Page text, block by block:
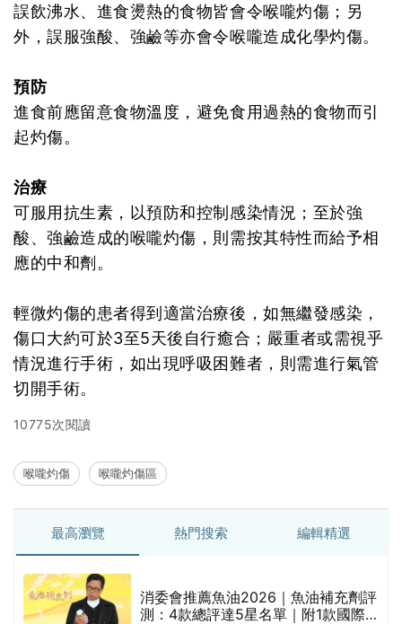
誤飲沸水、進食燙熱的食物皆會令喉嚨灼傷；另
外，誤服強酸、強鹼等亦會令喉嚨造成化學灼傷。
預防
進食前應留意食物溫度，避免食用過熱的食物而引
起灼傷。
治療
可服用抗生素，以預防和控制感染情況；至於強
酸、強鹼造成的喉嚨灼傷，則需按其特性而給予相
應的中和劑。
輕微灼傷的患者得到適當治療後，如無繼發感染，
傷口大約可於3至5天後自行癒合；嚴重者或需視乎
情況進行手術，如出現呼吸困難者，則需進行氣管
切開手術。
10775次閱讀
喉嚨灼傷 喉嚨灼傷區
最高瀏覽 熱門搜索 編輯精選
消委會推薦魚油2026｜魚油補充劑評
測：4款總評達5星名單｜附1款國際